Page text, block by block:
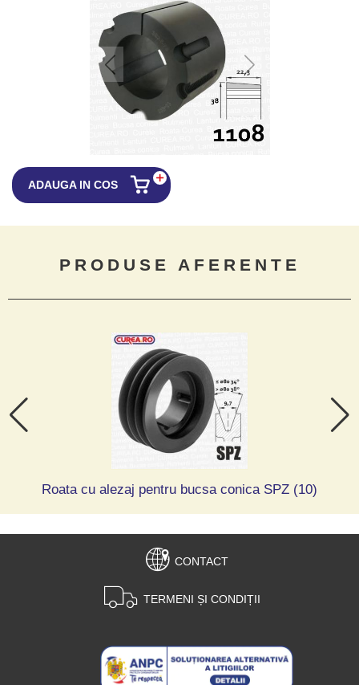
ADAUGA IN COS
PRODUSE AFERENTE
Roata cu alezaj pentru bucsa conica SPZ (10)
CONTACT
TERMENI ȘI CONDIȚII